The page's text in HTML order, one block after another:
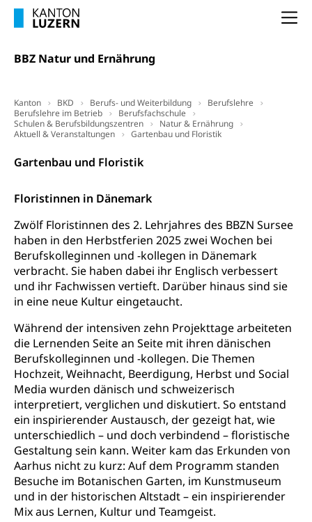
BBZ Natur und Ernährung
Kanton BKD Berufs- und Weiterbildung
Berufslehre
Berufslehre im Betrieb
Berufsfachschule
Schulen & Berufsbildungszentren
Natur & Ernährung
Aktuell & Veranstaltungen
Gartenbau und Floristik
Gartenbau und Floristik
Floristinnen in Dänemark
Zwölf Floristinnen des 2. Lehrjahres des BBZN Sursee
haben in den Herbstferien 2025 zwei Wochen bei
Berufskolleginnen und -kollegen in Dänemark
verbracht. Sie haben dabei ihr Englisch verbessert
und ihr Fachwissen vertieft. Darüber hinaus sind sie
in eine neue Kultur eingetaucht.
Während der intensiven zehn Projekttage arbeiteten
die Lernenden Seite an Seite mit ihren dänischen
Berufskolleginnen und -kollegen. Die Themen
Hochzeit, Weihnacht, Beerdigung, Herbst und Social
Media wurden dänisch und schweizerisch
interpretiert, verglichen und diskutiert. So entstand
ein inspirierender Austausch, der gezeigt hat, wie
unterschiedlich – und doch verbindend – floristische
Gestaltung sein kann. Weiter kam das Erkunden von
Aarhus nicht zu kurz: Auf dem Programm standen
Besuche im Botanischen Garten, im Kunstmuseum
und in der historischen Altstadt – ein inspirierender
Mix aus Lernen, Kultur und Teamgeist.
Freiwilliges Kindergarten Jahr
Kindergarten & Basisstufe
Gesundheit und Soziales
Konsumentenschutz
Preisüberwachung, Preisüberwacher,
Konsumentenorganisation, parallele Einfuhr,
regionale Erschöpfung, nationale Erschöpfung,
internationale Erschöpfung, Preisabsprache, Kartell,
Verbraucherschutz
Unfallversicherung, Berufsunfallversicherung,
Krankenkasse
Krankenversicherung (WAS Luzern)
Prämienverbilligung (WAS Luzern)
Obligatorische Krankenversicherung (WAS
Luzern)
Kranken- und Unfallversicherung
Lebensmittelsicherheit
sichere Lebensmittel, Lebensmittelkontrolle,
Lebensmittelhygiene, Produktesicherheit
Trinkwasser
Lebensmittel
Prävention
Gesundheitsvorsorge, Wellness, Unfallverhütung,
Suchtprävention, Alkoholprävention,
Tabakprävention, Primärprävention,
Sekundärprävention, Tertiärprävention
Darmkrebsvorsorge
Kantonales Tabakpräventionsprogramm
Gesundheitsförderung
Prävention (Polizei)
Suchtprävention
Soziale Sicherheit
Sozialversicherungen, Sozialpolitik,
Arbeitslosenversicherung,
Mutterschaftsversicherung, Krankenversicherung,
Unfallversicherung, Invalidenversicherung,
Sozialhilfe